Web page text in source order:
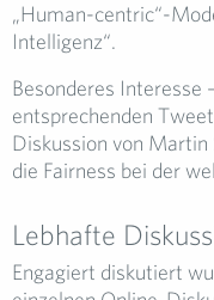
„Human-centric“-
Intelligenz“.
Besonderes Interesse
entsprechenden
Diskussion von
die Fairness bei der
Lebhafte
Engagiert diskutiert